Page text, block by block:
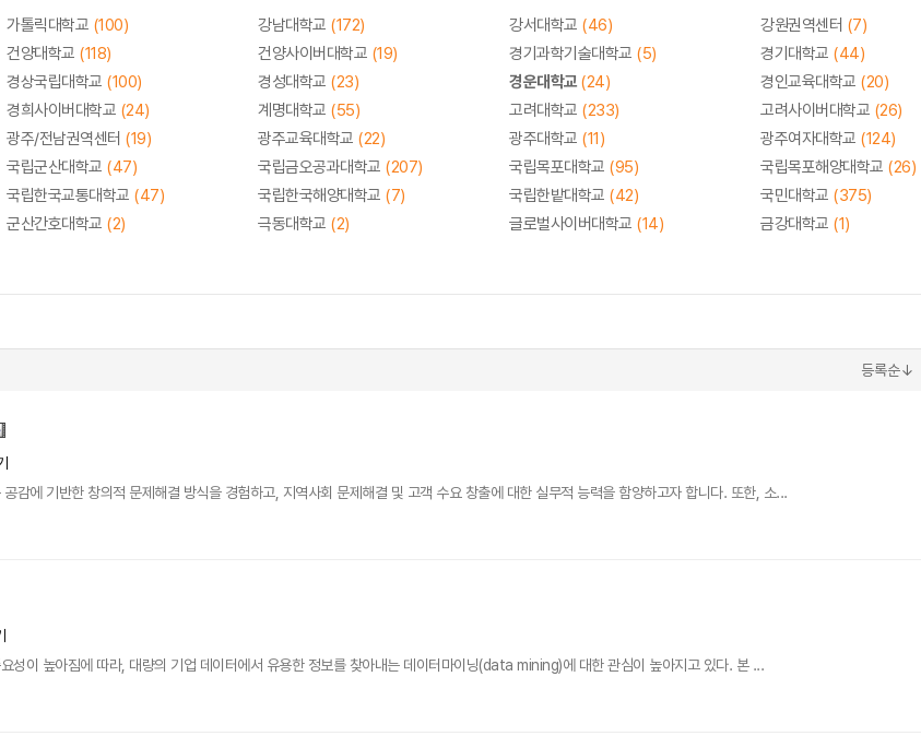
가톨릭대학교 (100) 강남대학교 (172) 강서대학교 (46) 강원권역센터 (7)
건양대학교 (118) 건양사이버대학교 (19) 경기과학기술대학교 (5) 경기대학교 (44)
경상국립대학교 (100) 경성대학교 (23) 경운대학교(24) 경인교육대학교 (20)
경희사이버대학교 (24) 계명대학교 (55) 고려대학교 (233) 고려사이버대학교 (26)
광주/전남권역센터 (19) 광주교육대학교 (22) 광주대학교 (11) 광주여자대학교 (124)
국립군산대학교 (47) 국립금오공과대학교 (207) 국립목포대학교 (95) 국립목포해양대학교 (26)
국립한국교통대학교 (47) 국립한국해양대학교 (7) 국립한밭대학교 (42) 국민대학교 (375)
군산간호대학교 (2) 극동대학교 (2) 글로벌사이버대학교 (14) 금강대학교 (1)
등록순↓
감에 기반한 창의적 문제해결 방식을 경험하고, 지역사회 문제해결 및 고객 수요 창출에 대한 실무적 능력을 함양하고자 합니다. 또한, 소...
성이 높아짐에 따라, 대량의 기업 데이터에서 유용한 정보를 찾아내는 데이터마이닝(data mining)에 대한 관심이 높아지고 있다. 본 ...